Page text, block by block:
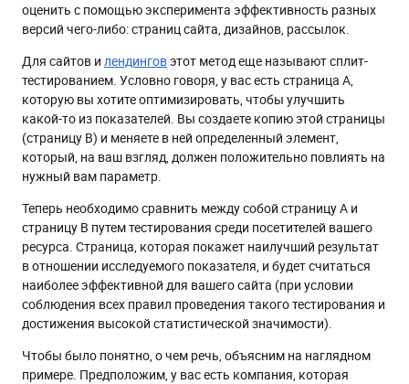
оценить с помощью эксперимента эффективность разных
версий чего-либо: страниц сайта, дизайнов, рассылок.
Для сайтов и лендинговэтот метод еще называют сплит-
тестированием. Условно говоря, у вас есть страница А,
которую вы хотите оптимизировать, чтобы улучшить
какой-то из показателей. Вы создаете копию этой страницы
(страницу В) и меняете в ней определенный элемент,
который, на ваш взгляд, должен положительно повлиять на
нужный вам параметр.
Теперь необходимо сравнить между собой страницу А и
страницу В путем тестирования среди посетителей вашего
ресурса. Страница, которая покажет наилучший результат
в отношении исследуемого показателя, и будет считаться
наиболее эффективной для вашего сайта (при условии
соблюдения всех правил проведения такого тестирования и
достижения высокой статистической значимости).
Чтобы было понятно, о чем речь, объясним на наглядном
примере. Предположим, у вас есть компания, которая